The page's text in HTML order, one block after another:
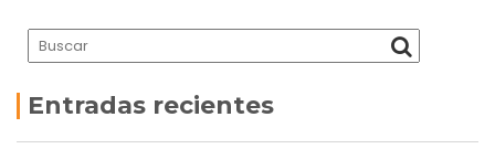
Entradas recientes